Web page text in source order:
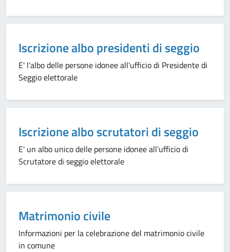
Categoria:
Iscrizione albo presidenti di seggio
E' l'albo delle persone idonee all’ufficio di Presidente di
Seggio elettorale
Categoria:
Iscrizione albo scrutatori di seggio
E' un albo unico delle persone idonee all’ufficio di
Scrutatore di seggio elettorale
Categoria:
Matrimonio civile
Informazioni per la celebrazione del matrimonio civile
in comune